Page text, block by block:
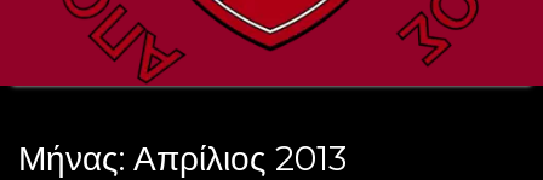
Μήνας: Απρίλιος 2013